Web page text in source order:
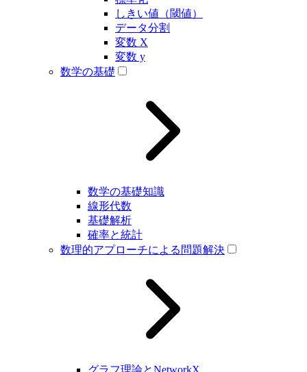
しきい値（閾値）
データ分割
変数 X
変数 y
数学の基礎
数学の基礎知識
線形代数
基礎解析
確率と統計
数理的アプローチによる問題解決
グラフ理論とNetworkX